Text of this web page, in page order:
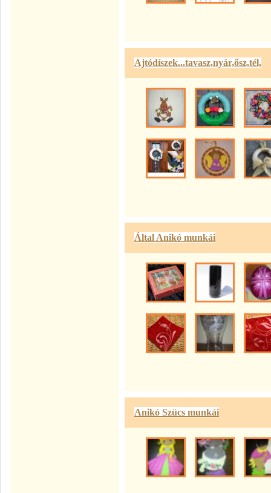
Ajtódíszek...tavasz,nyár,ősz,tél,
Által Anikó munkái
Anikó Szücs munkái